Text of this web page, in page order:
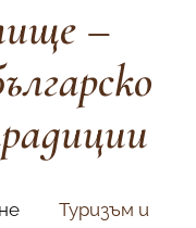
–
Туризъм и